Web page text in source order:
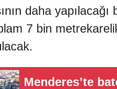
daha
7 bin
Menderes’te